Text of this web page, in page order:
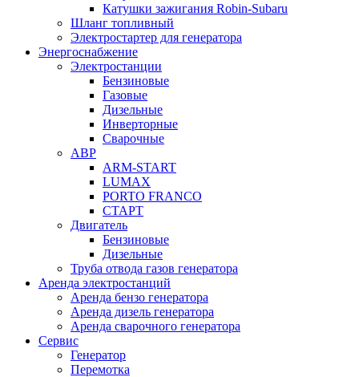
Катушки зажигания Robin-Subaru
Шланг топливный
Электростартер для генератора
Энергоснабжение
Электростанции
Бензиновые
Газовые
Дизельные
Инверторные
Сварочные
АВР
ARM-START
LUMAX
PORTO FRANCO
СТАРТ
Двигатель
Бензиновые
Дизельные
Труба отвода газов генератора
Аренда электростанций
Аренда бензо генератора
Аренда дизель генератора
Аренда сварочного генератора
Сервис
Генератор
Перемотка